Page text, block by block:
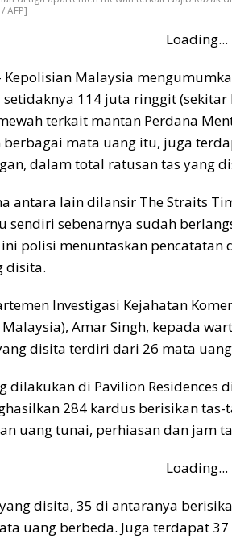
AFP]
Loading...
Kepolisian Malaysia
114 juta ringgit
terkait mantan Perdana
mata uang itu, juga
dalam total ratusan tas yang
antara lain dilansir The Straits
sendiri sebenarnya sudah
polisi menuntaskan pencatatan
disita.
Investigasi Kejahatan
Amar Singh, kepada
disita terdiri dari 26 mata
dilakukan di Pavilion Residences
284 kardus berisikan tas-
uang tunai, perhiasan dan jam
Loading...
disita, 35 di antaranya
uang berbeda. Juga terdapat